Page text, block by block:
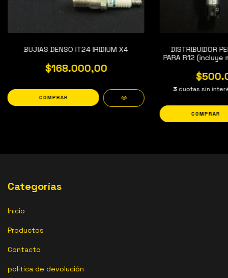
BUJIAS DENSO IT24 IRIDIUM X4
$168.000,00
DISTRIBUIDOR
PARA R12
3 cuotas sin
Categorías
Inicio
Productos
Contacto
politica de devolución